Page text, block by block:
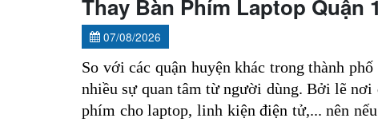
Thay Bàn Phím Laptop Quận
07/08/2026
So với các quận huyện khác trong thành
nhiều sự quan tâm từ người dùng. Bởi lẽ nơi
phím cho laptop, linh kiện điện tử,... nên